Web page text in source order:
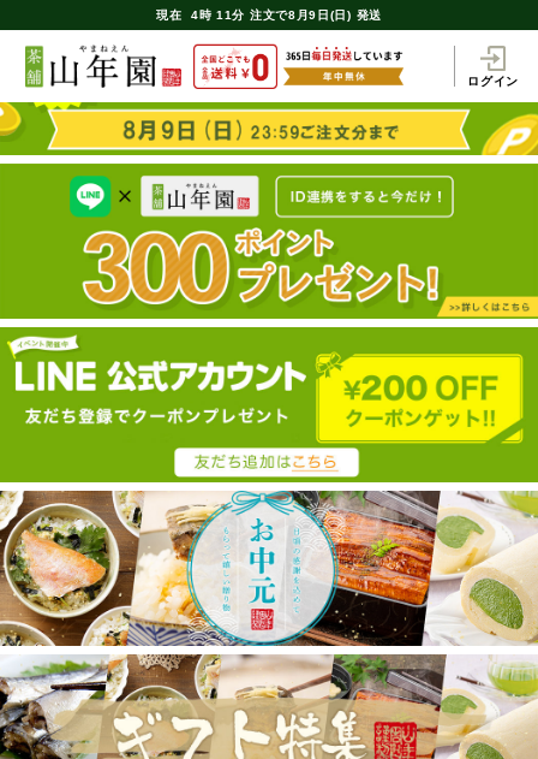
現在 4時 11分 注文で8月9日(日) 発送
ログイン